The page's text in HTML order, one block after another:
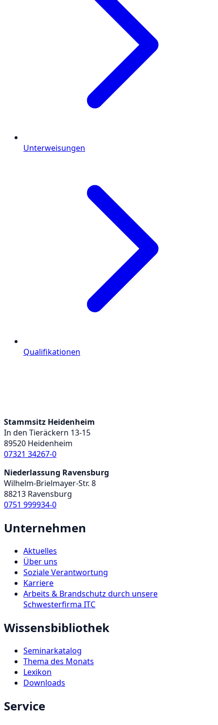
Unterweisungen
Qualifikationen
Stammsitz Heidenheim
In den Tieräckern 13-15
89520 Heidenheim
07321 34267-0
Niederlassung Ravensburg
Wilhelm-Brielmayer-Str. 8
88213 Ravensburg
0751 999934-0
Unternehmen
Aktuelles
Über uns
Soziale Verantwortung
Karriere
Arbeits & Brandschutz durch unsere
Schwesterfirma ITC
Wissensbibliothek
Seminarkatalog
Thema des Monats
Lexikon
Downloads
Service